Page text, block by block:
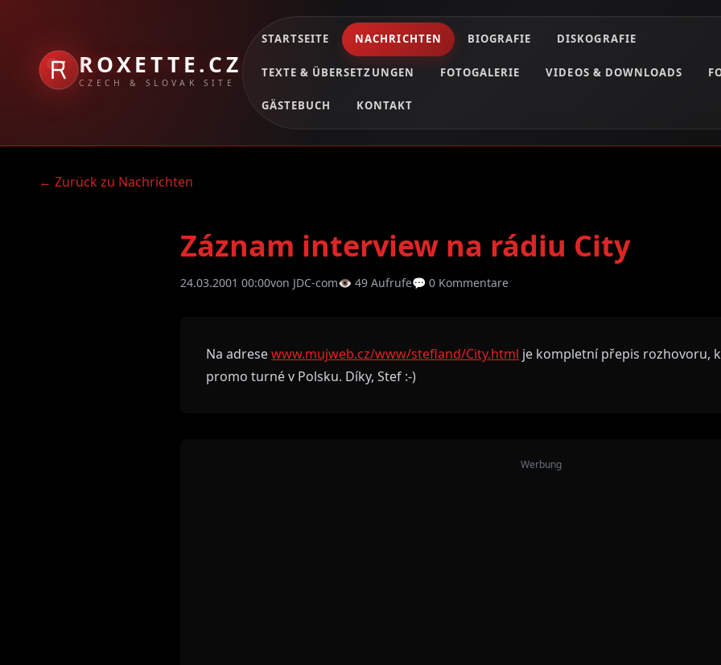
ROXETTE.CZ
CZECH & SLOVAK SITE
STARTSEITE NACHRICHTEN BIOGRAFIE DISKOGRAFIE
TEXTE & ÜBERSETZUNGEN FOTOGALERIE VIDEOS & DOWNLOADS
GÄSTEBUCH KONTAKT
← Zurück zu Nachrichten
Záznam interview na rádiu City
24.03.2001 00:00von JDC-com👁 49 Aufrufe💬 0 Kommentare
Na adresewww.mujweb.cz/www/stefland/City.html je kompletní přepis rozhovoru,
promo turné v Polsku. Díky, Stef :-)
Werbung